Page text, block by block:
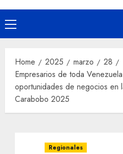
Primary
Menu
Home 2025 marzo
28
Empresarios de toda
oportunidades de negocios en
Carabobo 2025
Regionales